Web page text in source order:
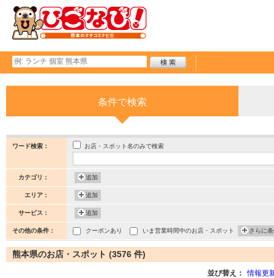
条件で検索
ワード検索： お店・スポット名のみで検索
カテゴリ： 追加
エリア： 追加
サービス： 追加
その他の条件： クーポンあり いま営業時間中のお店・スポット さらに
熊本県のお店・スポット (3576 件)
並び替え： 情報更